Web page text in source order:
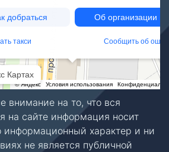
внимание на то, что вся
на сайте информация носит
информационный характер и ни
не является публичной